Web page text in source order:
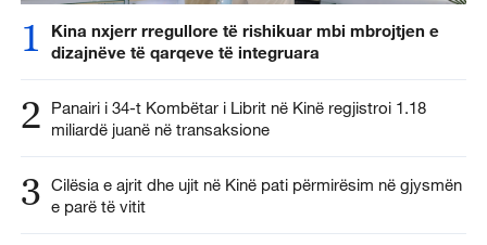
1
Kina nxjerr rregullore të rishikuar mbi mbrojtjen e
dizajnëve të qarqeve të integruara
2
Panairi i 34-t Kombëtar i Librit në Kinë regjistroi 1.18
miliardë juanë në transaksione
3 Cilësia e ajrit dhe ujit në Kinë pati përmirësim në gjysmën
e parë të vitit